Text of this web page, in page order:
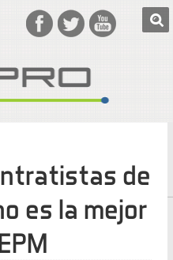
de
es la mejor